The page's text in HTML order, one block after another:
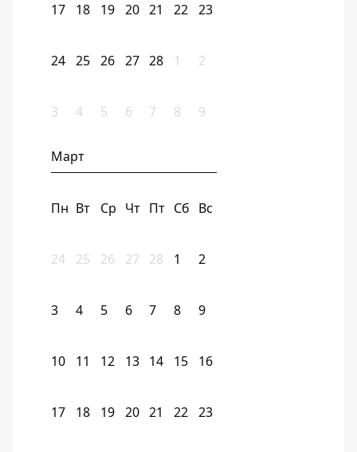
17 18 19 20 21 22 23
24 25 26 27 28 1 2
3 4 5 6 7 8 9
Март
Пн Вт Ср Чт Пт Сб Вс
24 25 26 27 28 1 2
3 4 5 6 7 8 9
10 11 12 13 14 15 16
17 18 19 20 21 22 23